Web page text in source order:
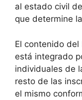
al estado civil
que determine
El contenido del
está integrado
individuales de
resto de las
el mismo